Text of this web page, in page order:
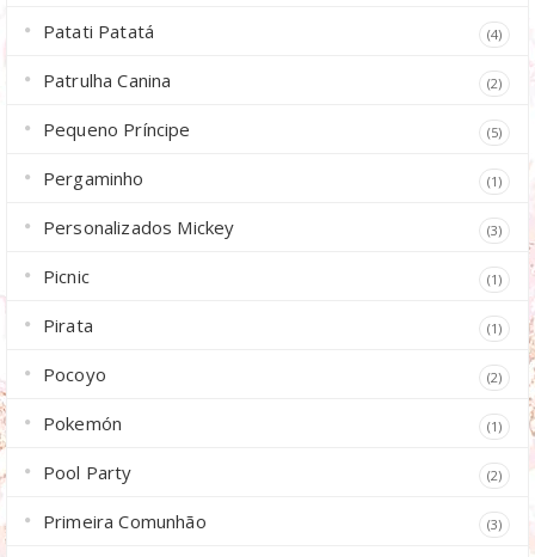
Patati Patatá (4)
Patrulha Canina (2)
Pequeno Príncipe (5)
Pergaminho (1)
Personalizados Mickey (3)
Picnic (1)
Pirata (1)
Pocoyo (2)
Pokemón (1)
Pool Party (2)
Primeira Comunhão (3)